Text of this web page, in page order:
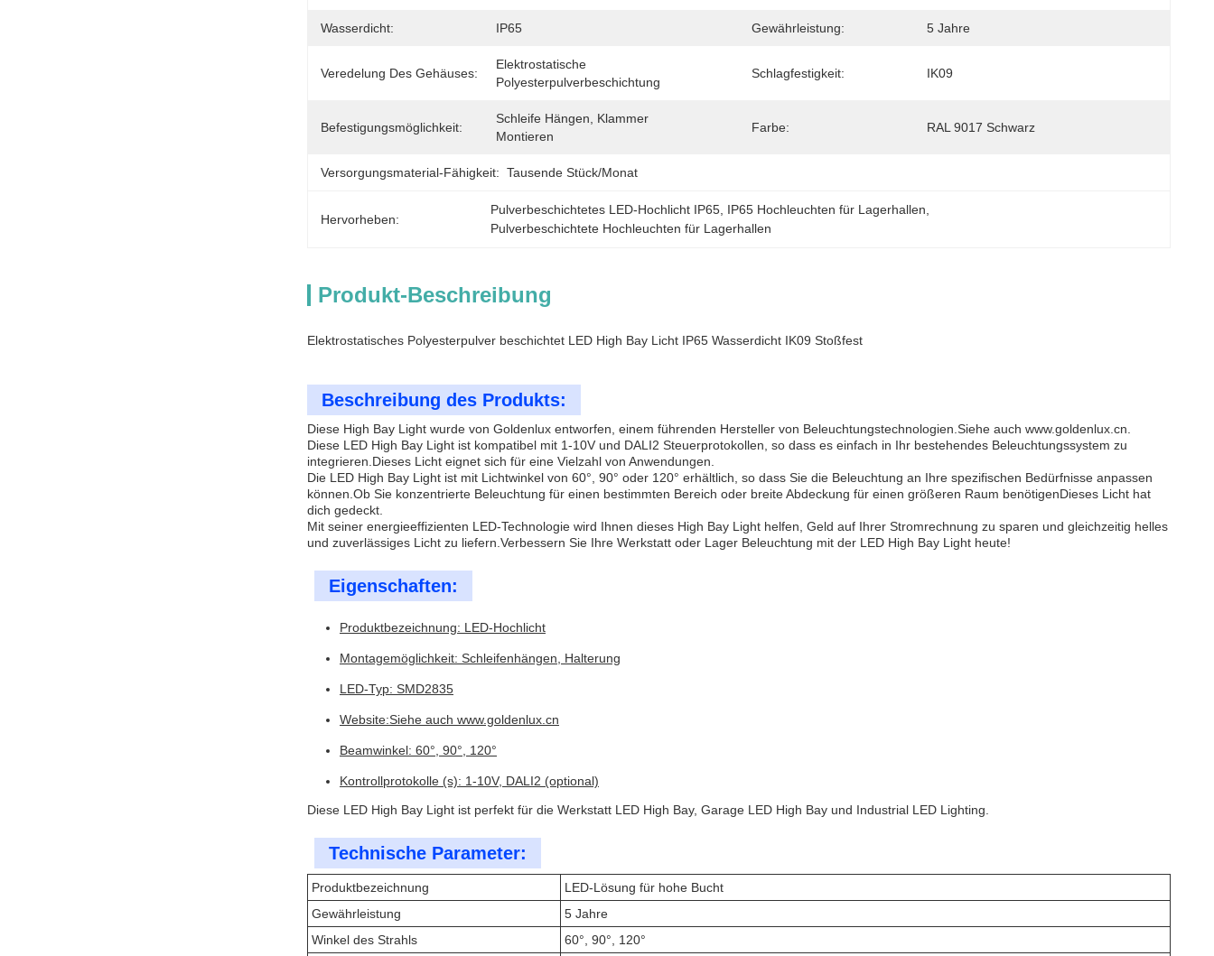
Wasserdicht: IP65 Gewährleistung: 5 Jahre
Veredelung Des Gehäuses:
Elektrostatische
Polyesterpulverbeschichtung
Schlagfestigkeit: IK09
Befestigungsmöglichkeit:
Schleife Hängen, Klammer
Montieren
Farbe: RAL 9017 Schwarz
Versorgungsmaterial-Fähigkeit: Tausende Stück/Monat
Hervorheben:
Pulverbeschichtetes LED-Hochlicht IP65 IP65 Hochleuchten für Lagerhallen
Pulverbeschichtete Hochleuchten für Lagerhallen
Produkt-Beschreibung
Elektrostatisches Polyesterpulver beschichtet LED High Bay Licht IP65 Wasserdicht IK09 Stoßfest
Beschreibung des Produkts:
Diese High Bay Light wurde von Goldenlux entworfen, einem führenden Hersteller von Beleuchtungstechnologien. Siehe auch www.goldenlux.cn
Diese LED High Bay Light ist kompatibel mit 1-10V und DALI2 Steuerprotokollen, so dass es einfach in Ihr bestehendes Beleuchtungssystem zu
integrieren.Dieses Licht eignet sich für eine Vielzahl von Anwendungen.
Die LED High Bay Light ist mit Lichtwinkel von 60°, 90° oder 120° erhältlich, so dass Sie die Beleuchtung an Ihre spezifischen Bedürfnisse anpassen
können.Ob Sie konzentrierte Beleuchtung für einen bestimmten Bereich oder breite Abdeckung für einen größeren Raum benötigenDieses Licht hat
dich gedeckt.
Mit seiner energieeffizienten LED-Technologie wird Ihnen dieses High Bay Light helfen, Geld auf Ihrer Stromrechnung zu sparen und gleichzeitig helles
und zuverlässiges Licht zu liefern.Verbessern Sie Ihre Werkstatt oder Lager Beleuchtung mit der LED High Bay Light heute!
Eigenschaften:
Produktbezeichnung: LED-Hochlicht
Montagemöglichkeit: Schleifenhängen, Halterung
LED-Typ: SMD2835
Website:Siehe auch www.goldenlux.cn
Beamwinkel: 60°, 90°, 120°
Kontrollprotokolle (s): 1-10V, DALI2 (optional)
Diese LED High Bay Light ist perfekt für die Werkstatt LED High Bay, Garage LED High Bay und Industrial LED Lighting.
Technische Parameter:
Produktbezeichnung
LED-Lösung für hohe Bucht
Gewährleistung
5 Jahre
Winkel des Strahls
60°, 90°, 120°